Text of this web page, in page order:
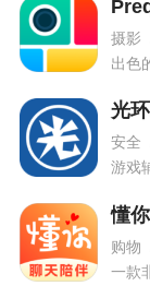
摄影
出色
光
安全
游戏
懂你
购物
一款